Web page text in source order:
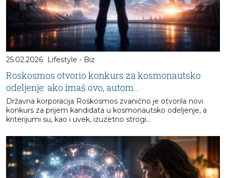
25.02.2026 Lifestyle - Biz
Roskosmos otvorio konkurs za kosmonautsko
odeljenje: ako imaš ovo, autom...
Državna korporacija Roskosmos zvanično je otvorila novi
konkurs za prijem kandidata u kosmonautsko odeljenje, a
kriterijumi su, kao i uvek, izuzetno strogi…